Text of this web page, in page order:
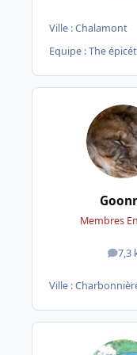
Ville :Chalamont
Equipe : The
Membres
7,3
Ville :